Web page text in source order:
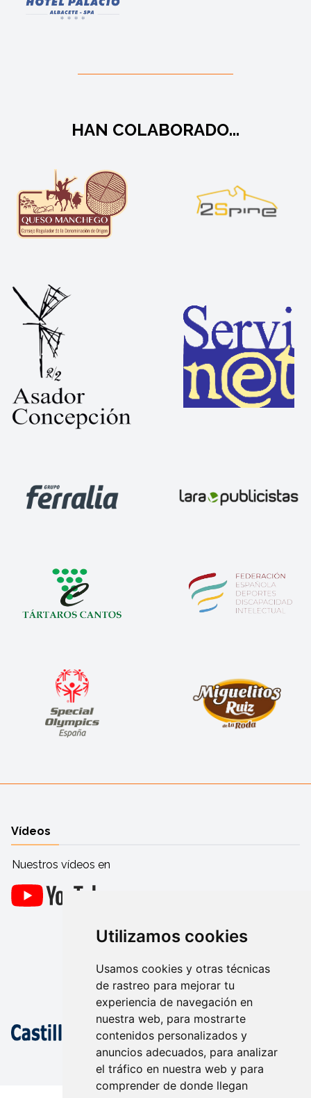
Utilizamos cookies
Usamos cookies y otras técnicas
de rastreo para mejorar tu
experiencia de navegación en
nuestra web, para mostrarte
contenidos personalizados y
anuncios adecuados, para analizar
el tráfico en nuestra web y para
comprender de donde llegan
HAN COLABORADO...
Vídeos
Nuestros vídeos en